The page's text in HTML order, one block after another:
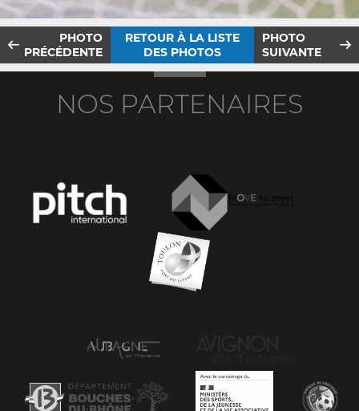
PHOTO
PRÉCÉDENTE
RETOUR À LA LISTE
DES PHOTOS
PHOTO
SUIVANTE
NOS PARTENAIRES